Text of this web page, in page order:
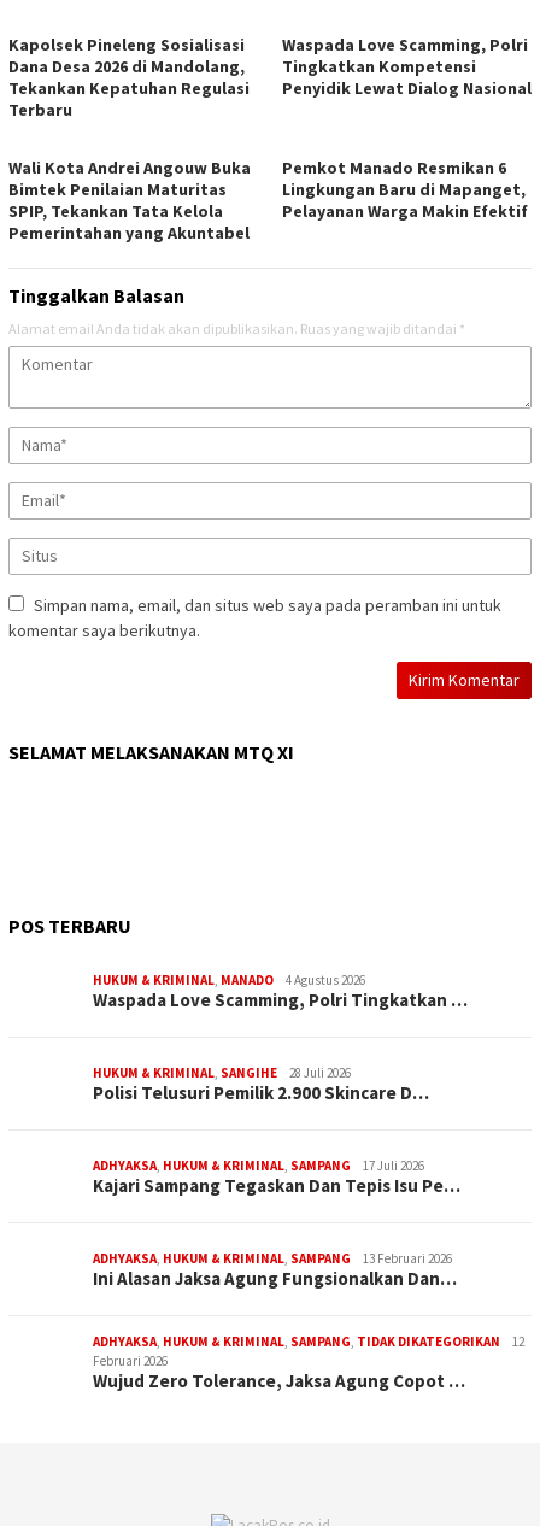
Kapolsek Pineleng Sosialisasi
Dana Desa 2026 di Mandolang,
Tekankan Kepatuhan Regulasi
Terbaru
Waspada Love Scamming, Polri
Tingkatkan Kompetensi
Penyidik Lewat Dialog Nasional
Wali Kota Andrei Angouw Buka
Bimtek Penilaian Maturitas
SPIP, Tekankan Tata Kelola
Pemerintahan yang Akuntabel
Pemkot Manado Resmikan 6
Lingkungan Baru di Mapanget,
Pelayanan Warga Makin Efektif
Tinggalkan Balasan
Alamat email Anda tidak akan dipublikasikan. Ruas yang wajib ditandai *
Simpan nama, email, dan situs web saya pada peramban ini untuk
komentar saya berikutnya.
SELAMAT MELAKSANAKAN MTQ XI
POS TERBARU
HUKUM & KRIMINAL, MANADO 4 Agustus 2026
Waspada Love Scamming, Polri Tingkatkan …
HUKUM & KRIMINAL, SANGIHE 28 Juli 2026
Polisi Telusuri Pemilik 2.900 Skincare D…
ADHYAKSA, HUKUM & KRIMINAL, SAMPANG 17 Juli 2026
Kajari Sampang Tegaskan Dan Tepis Isu Pe…
ADHYAKSA, HUKUM & KRIMINAL, SAMPANG 13 Februari 2026
Ini Alasan Jaksa Agung Fungsionalkan Dan…
ADHYAKSA, HUKUM & KRIMINAL, SAMPANG, TIDAK DIKATEGORIKAN
12
Februari 2026
Wujud Zero Tolerance, Jaksa Agung Copot …